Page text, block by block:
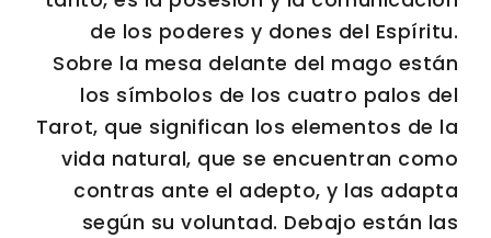
de los poderes y dones del Espíritu.
Sobre la mesa delante del mago están
los símbolos de los cuatro palos del
Tarot, que significan los elementos de la
vida natural, que se encuentran como
contras ante el adepto, y las adapta
según su voluntad. Debajo están las